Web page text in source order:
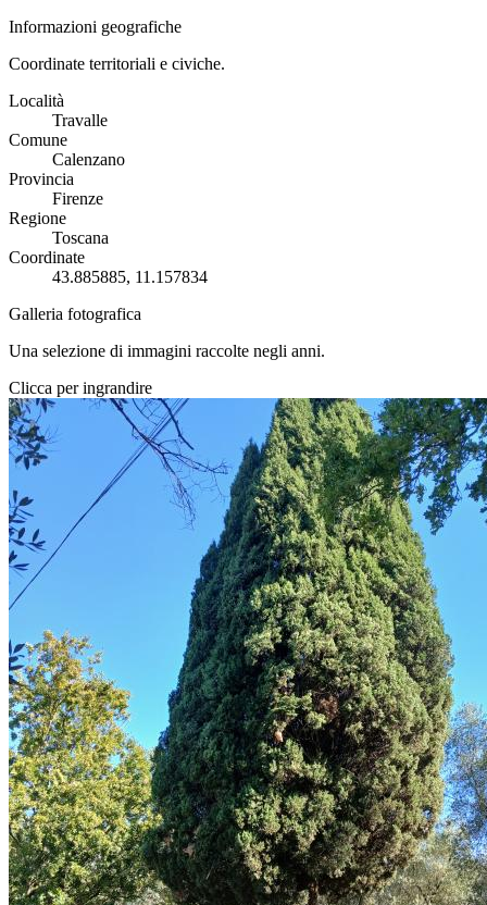
Informazioni geografiche
Coordinate territoriali e civiche.
Località
Travalle
Comune
Calenzano
Provincia
Firenze
Regione
Toscana
Coordinate
43.885885, 11.157834
Galleria fotografica
Una selezione di immagini raccolte negli anni.
Clicca per ingrandire